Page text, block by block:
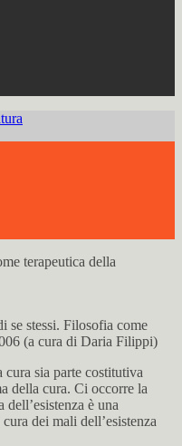
terapeutica della
se stessi. Filosofia come
(a cura di Daria Filippi)
cura sia parte costitutiva
della cura. Ci occorre la
è una
dei mali dell’esistenza